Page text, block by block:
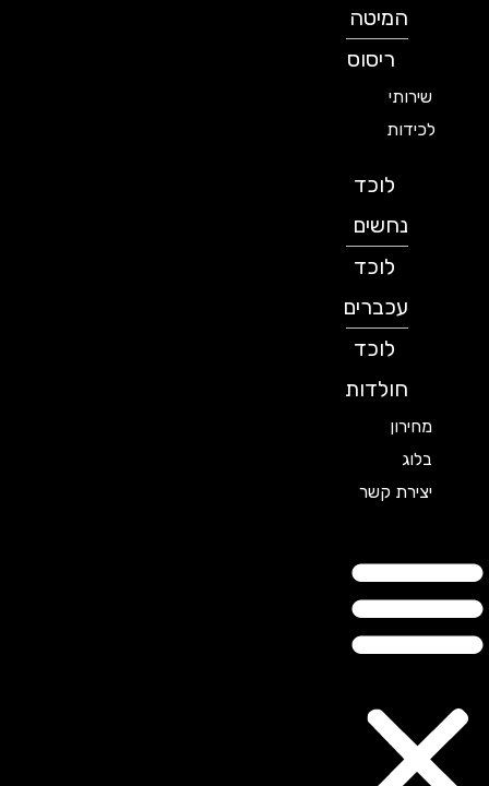
המיטה
ריסוס
שירותי
לכידות
לוכד
נחשים
לוכד
עכברים
לוכד
חולדות
מחירון
בלוג
יצירת קשר